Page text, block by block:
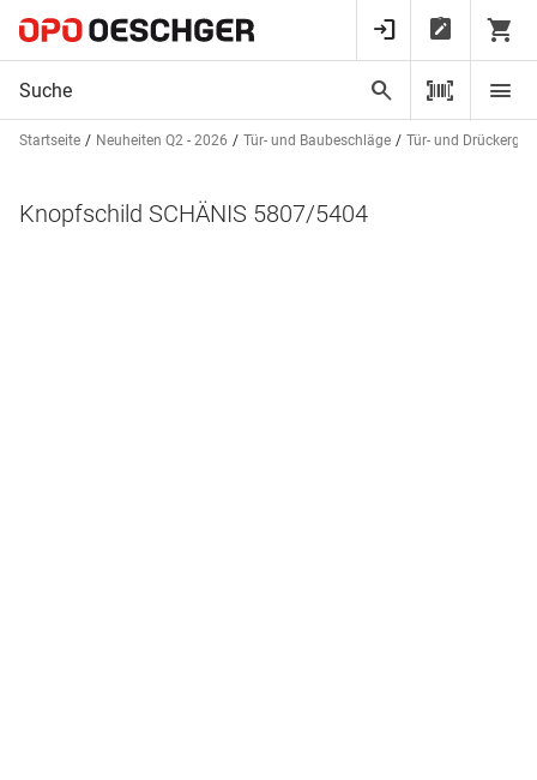
Startseite Neuheiten Q2 - 2026 Tür- und Baubeschläge Tür- und
Knopfschild SCHÄNIS 5807/5404